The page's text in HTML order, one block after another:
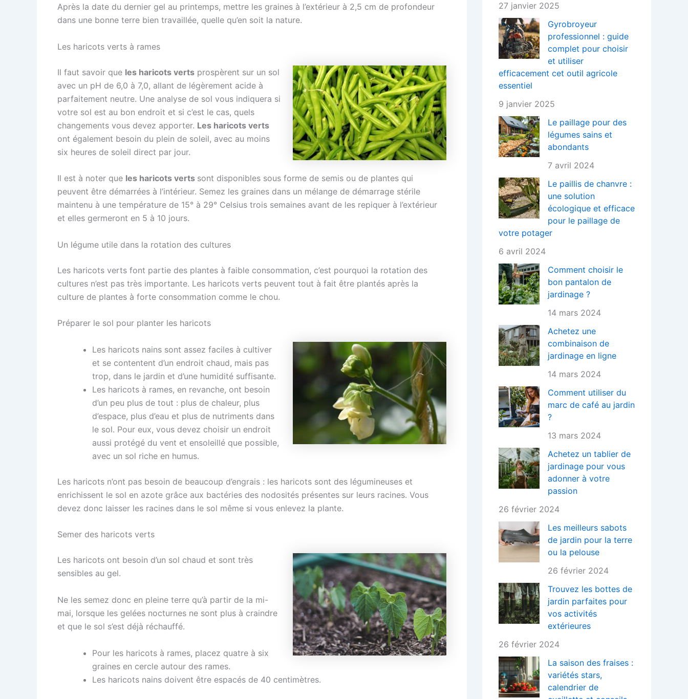
Après la date du dernier gel au printemps, mettre les graines à l’extérieur à 2,5 cm de profondeur
dans une bonne terre bien travaillée, quelle qu’en soit la nature.
Les haricots verts à rames
Il faut savoir que les haricots verts prospèrent sur un sol
avec un pH de 6,0 à 7,0, allant de légèrement acide à
parfaitement neutre. Une analyse de sol vous indiquera si
votre sol est au bon endroit et si c’est le cas, quels
changements vous devez apporter. Les haricots verts
ont également besoin du plein de soleil, avec au moins
six heures de soleil direct par jour.
Il est à noter que les haricots verts sont disponibles sous forme de semis ou de plantes qui
peuvent être démarrées à l’intérieur. Semez les graines dans un mélange de démarrage stérile
maintenu à une température de 15° à 29° Celsius trois semaines avant de les repiquer à l’extérieur
et elles germeront en 5 à 10 jours.
Un légume utile dans la rotation des cultures
Les haricots verts font partie des plantes à faible consommation, c’est pourquoi la rotation des
cultures n’est pas très importante. Les haricots verts peuvent tout à fait être plantés après la
culture de plantes à forte consommation comme le chou.
Préparer le sol pour planter les haricots
Les haricots nains sont assez faciles à cultiver
et se contentent d’un endroit chaud, mais pas
trop, dans le jardin et d’une humidité suffisante.
Les haricots à rames, en revanche, ont besoin
d’un peu plus de tout : plus de chaleur, plus
d’espace, plus d’eau et plus de nutriments dans
le sol. Pour eux, vous devez choisir un endroit
aussi protégé du vent et ensoleillé que possible,
avec un sol riche en humus.
Les haricots n’ont pas besoin de beaucoup d’engrais : les haricots sont des légumineuses et
enrichissent le sol en azote grâce aux bactéries des nodosités présentes sur leurs racines. Vous
devez donc laisser les racines dans le sol même si vous enlevez la plante.
Semer des haricots verts
Les haricots ont besoin d’un sol chaud et sont très
sensibles au gel.
Ne les semez donc en pleine terre qu’à partir de la mi-
mai, lorsque les gelées nocturnes ne sont plus à craindre
et que le sol s’est déjà réchauffé.
Pour les haricots à rames, placez quatre à six
graines en cercle autour des rames.
Les haricots nains doivent être espacés de 40 centimètres.
27 janvier 2025
Gyrobroyeur
professionnel : guide
complet pour choisir
et utiliser
efficacement cet outil agricole
essentiel
9 janvier 2025
Le paillage pour des
légumes sains et
abondants
7 avril 2024
Le paillis de chanvre :
une solution
écologique et efficace
pour le paillage de
votre potager
6 avril 2024
Comment choisir le
bon pantalon de
jardinage ?
14 mars 2024
Achetez une
combinaison de
jardinage en ligne
14 mars 2024
Comment utiliser du
marc de café au jardin
?
13 mars 2024
Achetez un tablier de
jardinage pour vous
adonner à votre
passion
26 février 2024
Les meilleurs sabots
de jardin pour la terre
ou la pelouse
26 février 2024
Trouvez les bottes de
jardin parfaites pour
vos activités
extérieures
26 février 2024
La saison des fraises :
variétés stars,
calendrier de